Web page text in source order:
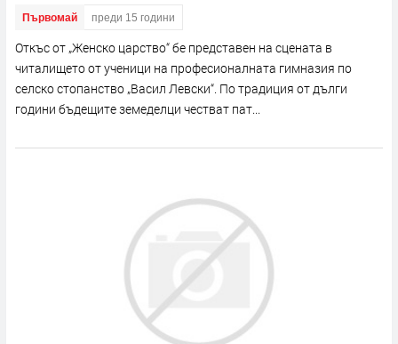
Първомай преди 15 години
Откъс от „Женско царство“ бе представен на сцената в
читалището от ученици на професионалната гимназия по
селско стопанство „Васил Левски“. По традиция от дълги
години бъдещите земеделци честват пат...